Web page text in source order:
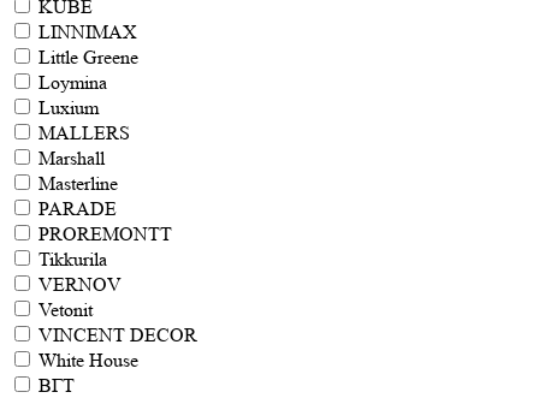
KUBE
LINNIMAX
Little Greene
Loymina
Luxium
MALLERS
Marshall
Masterline
PARADE
PROREMONTT
Tikkurila
VERNOV
Vetonit
VINCENT DECOR
White House
ВГТ